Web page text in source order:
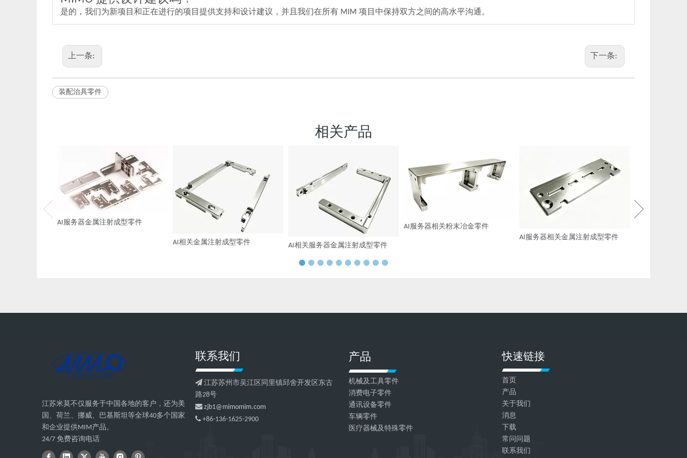
是的，我们为新项目和正在进行的项目提供支持和设计建议，并且我们在所有 MIM 项目中保持双方之间的高水平沟通。
上一条: 下一条:
装配治具零件
相关产品
AI服务器金属注射成型零件
AI相关金属注射成型零件 AI相关服务器金属注射成型零件
AI服务器相关粉末冶金零件
AI服务器相关金属注射成型零件
江苏米莫不仅服务于中国各地的客户，还为美
国、荷兰、挪威、巴基斯坦等全球40多个国家
和企业提供MIM产品。
24/7 免费咨询电话
联系我们
 江苏苏州市吴江区同里镇邱舍开发区东古
路28号
 zjb1@mimomim.com
 +86-136-1625-2900
产品
机械及工具零件
消费电子零件
通讯设备零件
车辆零件
医疗器械及特殊零件
快速链接
首页
产品
关于我们
消息
下载
常问问题
联系我们